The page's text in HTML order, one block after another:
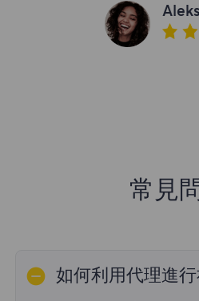
Aleksandra
常見
如何利用代理進